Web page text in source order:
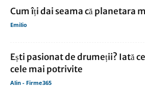
Cum îți dai seama că planetara
Emilio
Ești pasionat de drumeții? Iată
cele mai potrivite
Alin - Firme365